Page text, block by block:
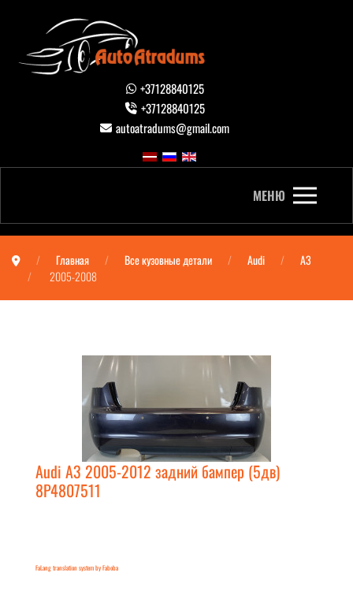
+37128840125
+37128840125
autoatradums@gmail.com
МЕНЮ
Главная Все кузовные детали Audi
A3
2005-2008
Audi A3 2005-2012 задний бампер (5дв)
8P4807511
FaLang translation system by Faboba